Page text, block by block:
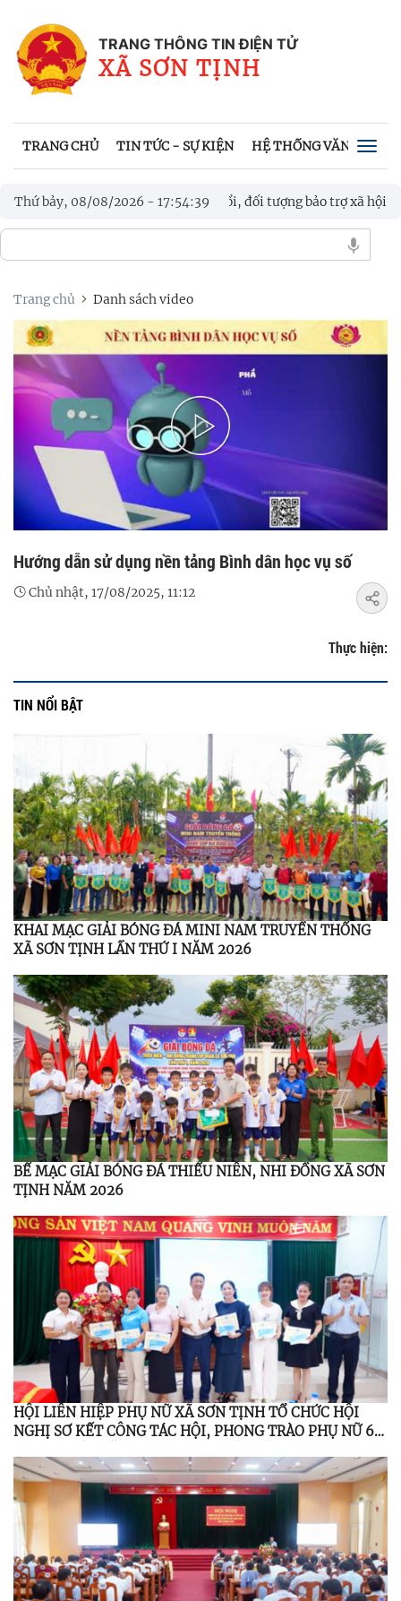
TRANG THÔNG TIN ĐIỆN TỬ
XÃ SƠN TỊNH
TRANG CHỦ TIN TỨC - SỰ KIỆN HỆ THỐNG VĂN BẢN
Thứ bảy, 08/08/2026 - 17:54:40
“3 nhất” hỗ trợ người cao tuổi, đối tượng bảo trợ xã hội trong
NIÊN - NHI ĐỒNG, TRANH CÚP ĐOÀN XÃ SƠN TỊNH
Trang chủ Danh sách video
Play
Video
Hướng dẫn sử dụng nền tảng Bình dân học vụ số
Chủ nhật, 17/08/2025, 11:12
Thực hiện:
TIN NỔI BẬT
KHAI MẠC GIẢI BÓNG ĐÁ MINI NAM TRUYỀN THỐNG
XÃ SƠN TỊNH LẦN THỨ I NĂM 2026
BẾ MẠC GIẢI BÓNG ĐÁ THIẾU NIÊN, NHI ĐỒNG XÃ SƠN
TỊNH NĂM 2026
HỘI LIÊN HIỆP PHỤ NỮ XÃ SƠN TỊNH TỔ CHỨC HỘI
NGHỊ SƠ KẾT CÔNG TÁC HỘI, PHONG TRÀO PHỤ NỮ 6
ĐOẠN 2021 – 2026